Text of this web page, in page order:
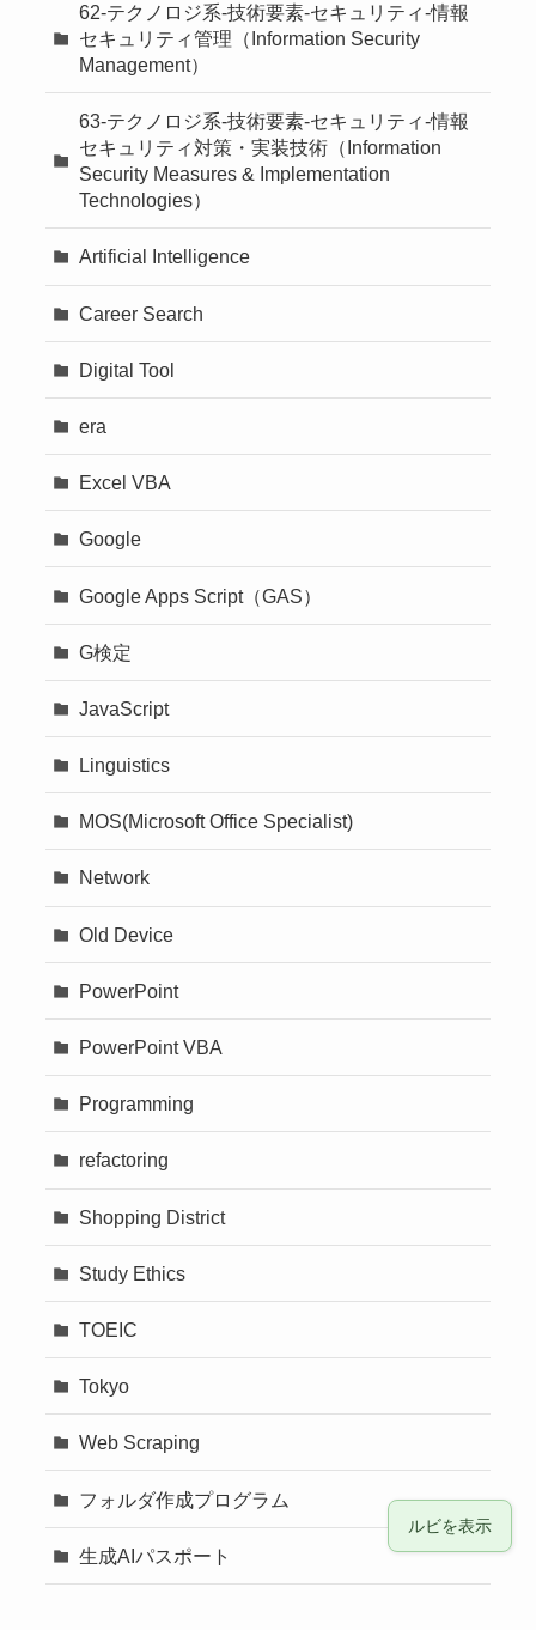
62-テクノロジ系-技術要素-セキュリティ-情報
セキュリティ管理（Information Security
Management）
63-テクノロジ系-技術要素-セキュリティ-情報
セキュリティ対策・実装技術（Information
Security Measures & Implementation
Technologies）
Artificial Intelligence
Career Search
Digital Tool
era
Excel VBA
Google
Google Apps Script（GAS）
G検定
JavaScript
Linguistics
MOS(Microsoft Office Specialist)
Network
Old Device
PowerPoint
PowerPoint VBA
Programming
refactoring
Shopping District
Study Ethics
TOEIC
Tokyo
Web Scraping
フォルダ作成プログラム
生成AIパスポート
ルビを表示